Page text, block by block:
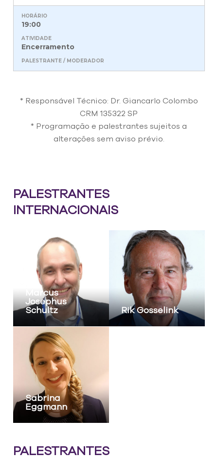
19:00
Encerramento
* Responsável Técnico: Dr. Giancarlo Colombo
CRM 135322 SP
* Programação e palestrantes sujeitos a
alterações sem aviso prévio.
PALESTRANTES
INTERNACIONAIS
Marcus
Josephus
Schultz
Rik Gosselink
Sabrina
Eggmann
PALESTRANTES